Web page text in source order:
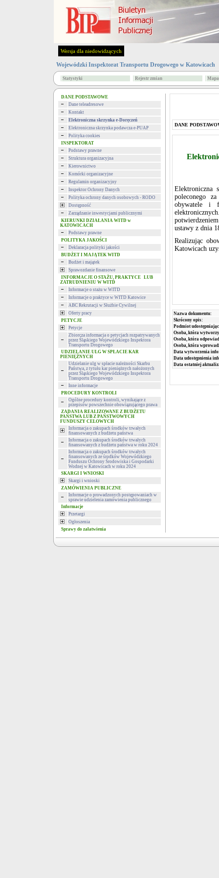
Wersja dla niedowidzących
Wojewódzki Inspektorat Transportu Drogowego w Katowicach
Statystyki Rejestr zmian
DANE PODSTAWOWE
Dane teleadresowe
Kontakt
Elektroniczna skrzynka e-Doręczeń
Elektroniczna skrzynka podawcza e-PUAP
Polityka cookies
INSPEKTORAT
Podstawy prawne
Struktura organizacyjna
Kierownictwo
Komórki organizacyjne
Regulamin organizacyjny
Inspektor Ochrony Danych
Polityka ochrony danych osobowych - RODO
Dostępność
Zarządzanie inwestycjami publicznymi
KIERUNKI DZIAŁANIA WITD w
KATOWICACH
Podstawy prawne
POLITYKA JAKOŚCI
Deklaracja polityki jakości
BUDŻET I MAJĄTEK WITD
Budżet i majątek
Sprawozdanie finansowe
INFORMACJE O STAŻU, PRAKTYCE LUB
ZATRUDNIENIU W WITD
Informacje o stażu w WITD
Informacje o praktyce w WITD Katowice
ABC Rekrutacji w Służbie Cywilnej
Oferty pracy
PETYCJE
Petycje
Zbiorcza informacja o petycjach rozpatrywanych
przez Śląskiego Wojewódzkiego Inspektora
Transportu Drogowego
UDZIELANIE ULG W SPŁACIE KAR
PIENIĘŻNYCH
Udzielanie ulg w spłacie należności Skarbu
Państwa, z tytułu kar pieniężnych nałożonych
przez Śląskiego Wojewódzkiego Inspektora
Transportu Drogowego
Inne informacje
PROCEDURY KONTROLI
Ogólne procedury kontroli, wynikające z
przepisów powszechnie obowiązującego prawa
ZADANIA REALIZOWANE Z BUDŻETU
PAŃSTWA LUB Z PAŃSTWOWYCH
FUNDUSZY CELOWYCH
Informacja o zakupach środków trwałych
finansowanych z budżetu państwa
Informacja o zakupach środków trwałych
finansowanych z budżetu państwa w roku 2024
Informacja o zakupach środków trwałych
finansowanych ze środków Wojewódzkiego
Funduszu Ochrony Środowiska i Gospodarki
Wodnej w Katowicach w roku 2024
SKARGI I WNIOSKI
Skargi i wnioski
ZAMÓWIENIA PUBLICZNE
Informacje o prowadzonych postępowaniach w
sprawie udzielenia zamówienia publicznego
Informacje
Przetargi
Ogłoszenia
Sprawy do załatwienia
DANE
Elektroniczna
poleconego
obywatele i
ustawy z dnia
Realizując
Katowicach
Nazwa dokumentu:
Skrócony opis:
Podmiot
Osoba, która
Osoba, która
Osoba, która
Data wytworzenia
Data udostępnienia
Data ostatniej